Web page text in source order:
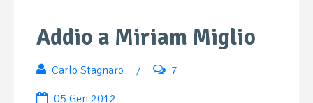
Addio a Miriam Miglio
Carlo Stagnaro / 7
05 Gen 2012